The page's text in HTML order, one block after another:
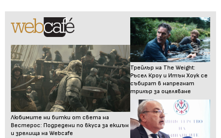
Любимите ни битки от света на
Вестерос: Подредени по вкуса за екшън
и зрелища на Webcafe
Трейлър на The Weight:
Ръсел Кроу и Итън Хоук се
събират в напрегнат
трилър за оцеляване